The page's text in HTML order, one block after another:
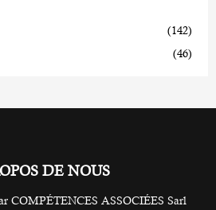
(142)
(46)
DE NOUS
COMPÉTENCES ASSOCIÉES Sarl